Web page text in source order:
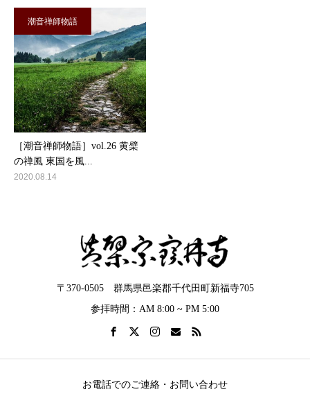
潮音禅師物語
［潮音禅師物語］vol.26 黄檗
の禅風 東国を風...
2020.08.14
〒370-0505 群馬県邑楽郡千代田町新福寺705
参拝時間：AM 8:00 ~ PM 5:00
お電話でのご連絡・お問い合わせ